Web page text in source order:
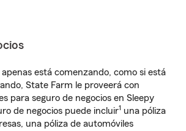
apenas está comenzando, como si está
State Farm le proveerá con
para seguro de negocios en Sleepy
de negocios puede incluir1 una póliza
una póliza de automóviles